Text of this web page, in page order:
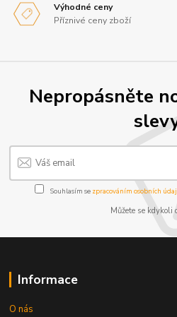
Výhodné ceny
Příznivé ceny zboží
Nepropásněte
Souhlasím se zpracováním osobních
Můžete se kdykoli
Informace
O nás